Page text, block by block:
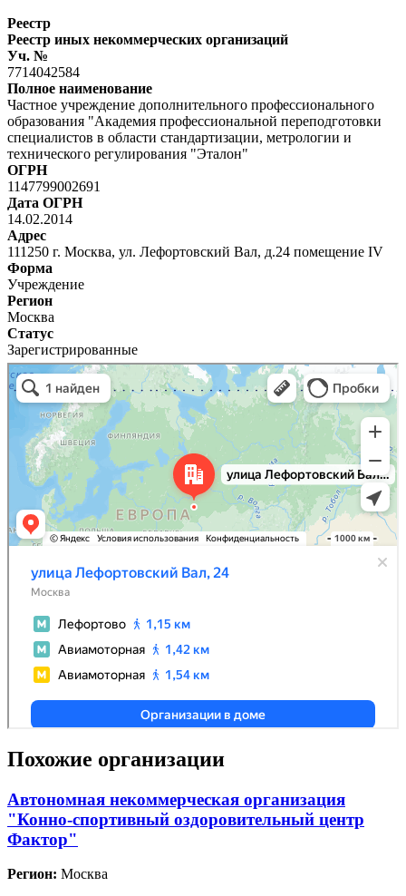
Реестр
Реестр иных некоммерческих организаций
Уч. №
7714042584
Полное наименование
Частное учреждение дополнительного профессионального
образования "Академия профессиональной переподготовки
специалистов в области стандартизации, метрологии и
технического регулирования "Эталон"
ОГРН
1147799002691
Дата ОГРН
14.02.2014
Адрес
111250 г. Москва, ул. Лефортовский Вал, д.24 помещение IV
Форма
Учреждение
Регион
Москва
Статус
Зарегистрированные
Похожие организации
Автономная некоммерческая организация
"Конно-спортивный оздоровительный центр
Фактор"
Регион: Москва